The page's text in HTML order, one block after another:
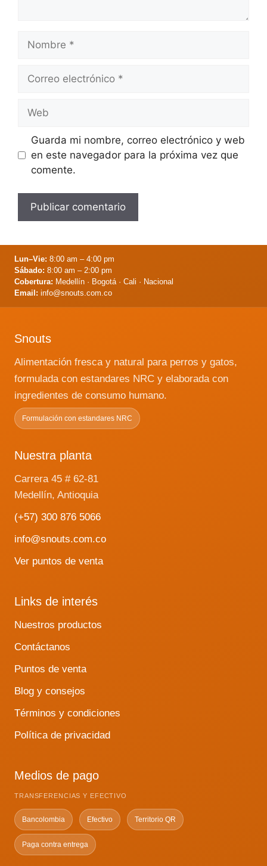
Nombre
Correo
Web
Guarda mi nombre, correo electrónico y web
en este navegador para la próxima vez que
comente.
Lun–Vie: 8:00 am – 4:00 pm
Sábado: 8:00 am – 2:00 pm
Cobertura: Medellín · Bogotá · Cali · Nacional
Email: info@snouts.com.co
Snouts
Alimentación fresca y natural para perros y gatos,
formulada con estandares NRC y elaborada con
ingredientes de consumo humano.
Formulación con estandares NRC
Nuestra planta
Carrera 45 # 62-81
Medellín, Antioquia
(+57) 300 876 5066
info@snouts.com.co
Ver puntos de venta
Links de interés
Nuestros productos
Contáctanos
Puntos de venta
Blog y consejos
Términos y condiciones
Política de privacidad
Medios de pago
TRANSFERENCIAS Y EFECTIVO
Bancolombia Efectivo Territorio QR
Paga contra entrega